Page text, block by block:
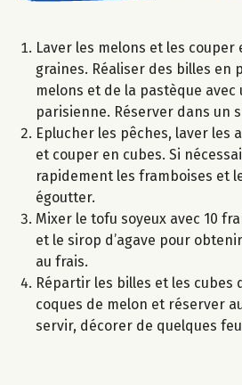
Laver les melons et les couper
graines. Réaliser des billes en
melons et de la pastèque avec
parisienne. Réserver dans un
Eplucher les pêches, laver les
et couper en cubes. Si
rapidement les framboises et
égoutter.
Mixer le tofu soyeux avec 10
et le sirop d’agave pour
au frais.
Répartir les billes et les cubes
coques de melon et réserver
servir, décorer de quelques